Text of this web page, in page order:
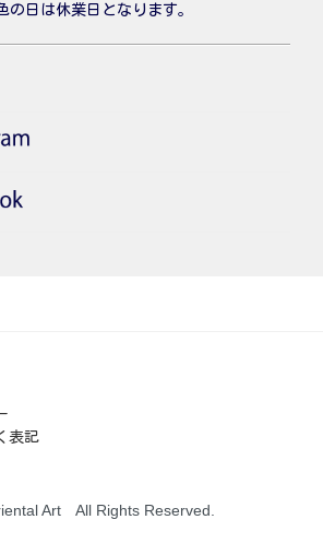
の日は休業日となります。
表記
Art All Rights Reserved.